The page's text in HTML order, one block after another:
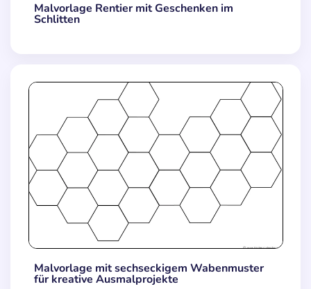
Malvorlage Rentier mit Geschenken im
Schlitten
Malvorlage mit sechseckigem Wabenmuster
für kreative Ausmalprojekte